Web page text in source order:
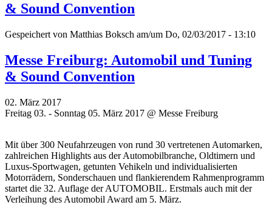
& Sound Convention
Gespeichert von Matthias Boksch am/um Do, 02/03/2017 - 13:10
Messe Freiburg: Automobil und Tuning
& Sound Convention
02. März 2017
Freitag 03. - Sonntag 05. März 2017 @ Messe Freiburg
Mit über 300 Neufahrzeugen von rund 30 vertretenen Automarken,
zahlreichen Highlights aus der Automobilbranche, Oldtimern und
Luxus-Sportwagen, getunten Vehikeln und individualisierten
Motorrädern, Sonderschauen und flankierendem Rahmenprogramm
startet die 32. Auflage der AUTOMOBIL. Erstmals auch mit der
Verleihung des Automobil Award am 5. März.